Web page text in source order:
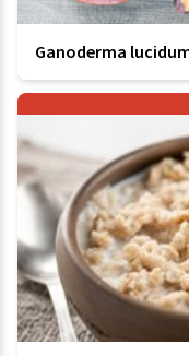
Ganoderma